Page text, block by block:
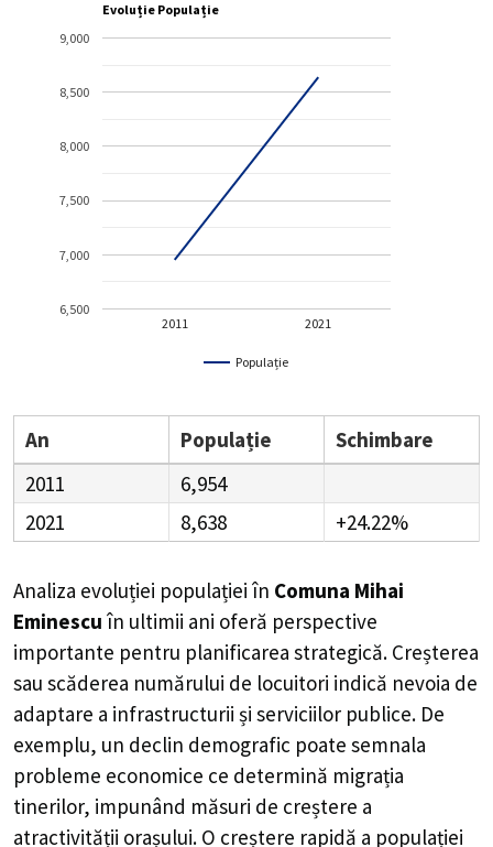
Evoluție Populație
Populație
2011 2021
6,500
7,000
7,500
8,000
8,500
9,000
An Populație
Schimbare
2011
6,954
2021
8,638 +24.22%
Analiza evoluției populației în Comuna Mihai
Eminescu în ultimii ani oferă perspective
importante pentru planificarea strategică. Creșterea
sau scăderea numărului de locuitori indică nevoia de
adaptare a infrastructurii și serviciilor publice. De
exemplu, un declin demografic poate semnala
probleme economice ce determină migrația
tinerilor, impunând măsuri de creștere a
atractivității orașului. O creștere rapidă a populației